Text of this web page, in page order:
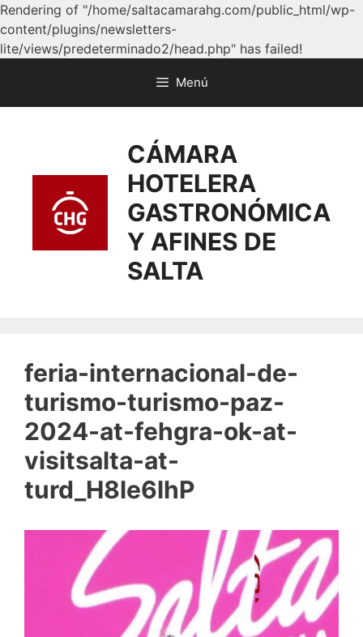
Rendering of "/home/saltacamarahg.com/public_html/wp-
content/plugins/newsletters-
lite/views/predeterminado2/head.php" has failed!
Menú
CÁMARA
HOTELERA
GASTRONÓMICA
Y AFINES DE
SALTA
feria-internacional-de-
turismo-turismo-paz-
2024-at-fehgra-ok-at-
visitsalta-at-
turd_H8le6lhP
Reproductor